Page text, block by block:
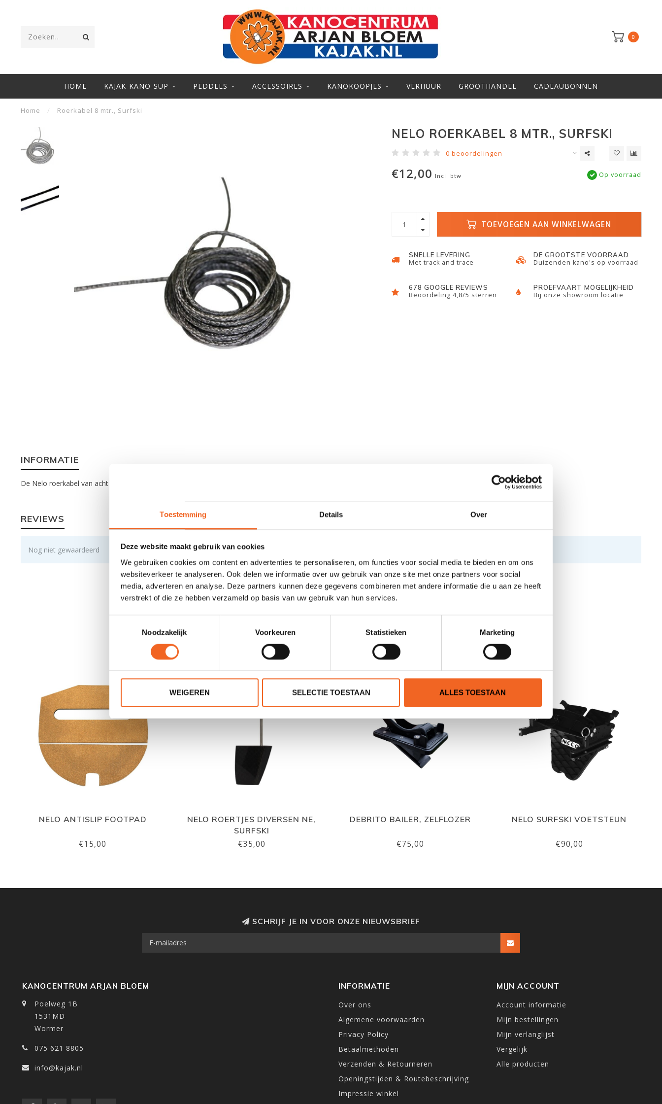
Toestemming Details Over
Deze website maakt gebruik van cookies
We gebruiken cookies om content en advertenties te personaliseren, om functies voor social media te bieden en om ons
websiteverkeer te analyseren. Ook delen we informatie over uw gebruik van onze site met onze partners voor social
media, adverteren en analyse. Deze partners kunnen deze gegevens combineren met andere informatie die u aan ze heeft
verstrekt of die ze hebben verzameld op basis van uw gebruik van hun services.
Noodzakelijk
Voorkeuren Statistieken Marketing
WEIGEREN SELECTIE TOESTAAN ALLES TOESTAAN
0
HOME KAJAK-KANO-SUP PEDDELS ACCESSOIRES KANOKOOPJES VERHUUR GROOTHANDEL CADEAUBONNEN
Home / Roerkabel 8 mtr., Surfski
NELO ROERKABEL 8 MTR., SURFSKI
0 beoordelingen
€12,00 Incl. btw Op voorraad
TOEVOEGEN AAN WINKELWAGEN
SNELLE LEVERING
Met track and trace
DE GROOTSTE VOORRAAD
Duizenden kano's op voorraad
678 GOOGLE REVIEWS
Beoordeling 4,8/5 sterren
PROEFVAART MOGELIJKHEID
Bij onze showroom locatie
INFORMATIE
De Nelo roerkabel van acht meter is geschikt voor surfski's. De roerkabel wordt geleverd inclusief twee tie wraps voor het stellen van de roerkabel.
REVIEWS
Nog niet gewaardeerd
0 sterren op basis van 0 beoordelingen
JE BEOORDELING TOEVOEGEN
GERELATEERDE PRODUCTEN
NELO ANTISLIP FOOTPAD
€15,00
NELO ROERTJES DIVERSEN NE,
SURFSKI
€35,00
DEBRITO BAILER, ZELFLOZER
€75,00
NELO SURFSKI VOETSTEUN
€90,00
SCHRIJF JE IN VOOR ONZE NIEUWSBRIEF
KANOCENTRUM ARJAN BLOEM
Poelweg 1B
1531MD
Wormer
075 621 8805
info@kajak.nl
INFORMATIE
Over ons
Algemene voorwaarden
Privacy Policy
Betaalmethoden
Verzenden & Retourneren
Openingstijden & Routebeschrijving
Impressie winkel
MIJN ACCOUNT
Account informatie
Mijn bestellingen
Mijn verlanglijst
Vergelijk
Alle producten